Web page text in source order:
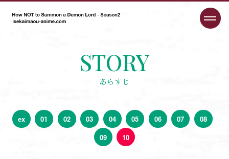
STORY
あらすじ
ex 01 02 03 04 05 06 07
08
09
10